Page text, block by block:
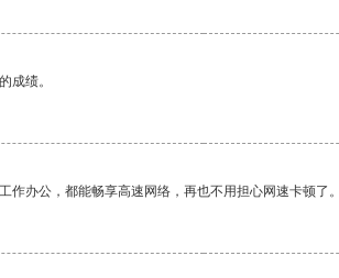
成绩。
办公，都能畅享高速网络，再也不用担心网速卡顿了。